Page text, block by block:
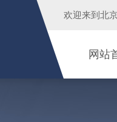
欢迎来到 北
网站